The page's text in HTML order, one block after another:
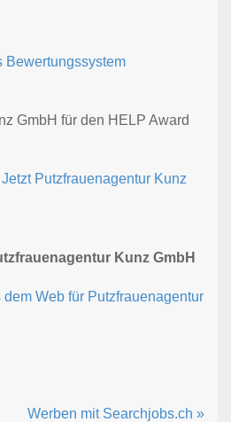
Bewertungssystem
GmbH für den HELP Award
Jetzt Putzfrauenagentur Kunz
Kunz GmbH
Web für Putzfrauenagentur
Werben mit Searchjobs.ch »